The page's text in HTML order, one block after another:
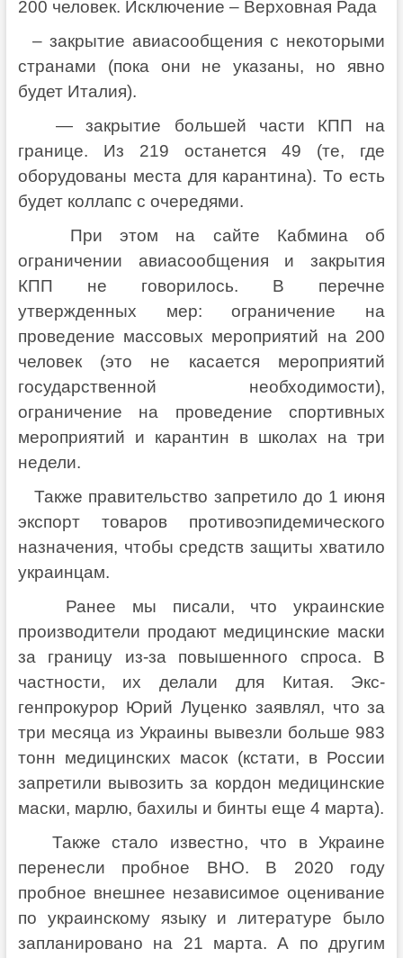
200 человек. Исключение – Верховная Рада
– закрытие авиасообщения с некоторыми
странами (пока они не указаны, но явно
будет Италия).
— закрытие большей части КПП на
границе. Из 219 останется 49 (те, где
оборудованы места для карантина). То есть
будет коллапс с очередями.
При этом на сайте Кабмина об
ограничении авиасообщения и закрытия
КПП не говорилось. В перечне
утвержденных мер: ограничение на
проведение массовых мероприятий на 200
человек (это не касается мероприятий
государственной необходимости),
ограничение на проведение спортивных
мероприятий и карантин в школах на три
недели.
Также правительство запретило до 1 июня
экспорт товаров противоэпидемического
назначения, чтобы средств защиты хватило
украинцам.
Ранее мы писали, что украинские
производители продают медицинские маски
за границу из-за повышенного спроса. В
частности, их делали для Китая. Экс-
генпрокурор Юрий Луценко заявлял, что за
три месяца из Украины вывезли больше 983
тонн медицинских масок (кстати, в России
запретили вывозить за кордон медицинские
маски, марлю, бахилы и бинты еще 4 марта).
Также стало известно, что в Украине
перенесли пробное ВНО. В 2020 году
пробное внешнее независимое оценивание
по украинскому языку и литературе было
запланировано на 21 марта. А по другим